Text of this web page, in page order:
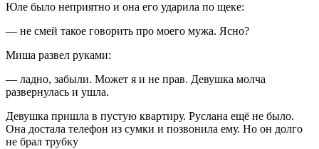
Юле было неприятно и она его ударила по щеке:
— не смей такое говорить про моего мужа. Ясно?
Миша развел руками:
— ладно, забыли. Может я и не прав. Девушка молча
развернулась и ушла.
Девушка пришла в пустую квартиру. Руслана ещё не было.
Она достала телефон из сумки и позвонила ему. Но он долго
не брал трубку